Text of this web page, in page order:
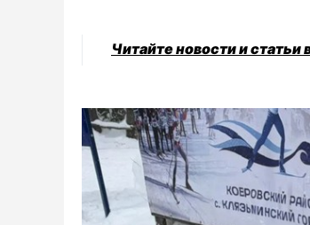
Читайте новости и